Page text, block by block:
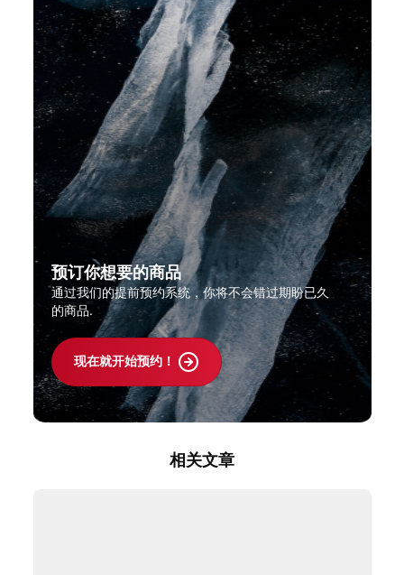
预订你想要的商品
通过我们的提前预约系统，你将不会错过期盼已久
的商品.
现在就开始预约！
相关文章